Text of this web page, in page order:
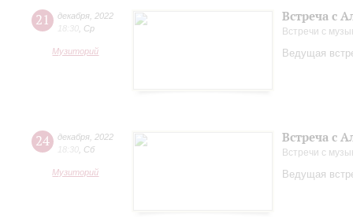
21 декабря 2022
18:30 Ср
Музиторий
Встреча с
Встречи с
Ведущая
24 декабря 2022
18:30 Сб
Музиторий
Встреча с
Встречи с
Ведущая